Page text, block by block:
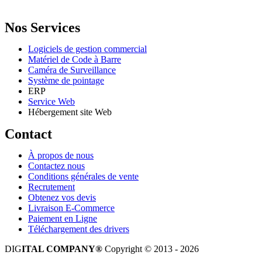
Nos Services
Logiciels de gestion commercial
Matériel de Code à Barre
Caméra de Surveillance
Système de pointage
ERP
Service Web
Hébergement site Web
Contact
À propos de nous
Contactez nous
Conditions générales de vente
Recrutement
Obtenez vos devis
Livraison E-Commerce
Paiement en Ligne
Téléchargement des drivers
DIGITAL COMPANY® Copyright © 2013 - 2026